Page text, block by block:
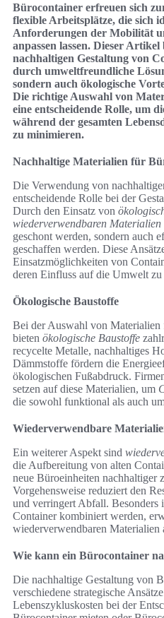
Bürocontainer erfreuen sich
flexible Arbeitsplätze, die sich
Anforderungen der Mobilität
anpassen lassen. Dieser
nachhaltigen Gestaltung von
durch umweltfreundliche
sondern auch ökologische
Die richtige Auswahl von
eine entscheidende Rolle, um
während der gesamten
zu minimieren.
Nachhaltige Materialien für
Die Verwendung von
entscheidende Rolle bei der
Durch den Einsatz von
wiederverwendbaren Materialien
geschont werden, sondern auch
geschaffen werden. Diese
Einsatzmöglichkeiten von
deren Einfluss auf die Umwelt
Ökologische Baustoffe
Bei der Auswahl von Materialien
bieten ökologische Baustoffe
recycelte Metalle, nachhaltiges
Dämmstoffe fördern die
ökologischen Fußabdruck.
setzen auf diese Materialien, um
die sowohl funktional als auch
Wiederverwendbare
Ein weiterer Aspekt sind
die Aufbereitung von alten
neue Büroeinheiten nachhaltiger
Vorgehensweise reduziert den
und verringert Abfall. Besonders
Container kombiniert werden,
wiederverwendbaren Materialien
Wie kann ein Bürocontainer
Die nachhaltige Gestaltung von
verschiedene strategische
Lebenszykluskosten bei der